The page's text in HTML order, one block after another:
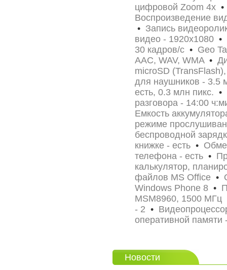
цифровой Zoom 4x •
Воспроизведение
• Запись
видео - 1920x1080 •
30 кадров/с • Geo
AAC, WAV, WMA •
microSD
для наушников -
есть, 0.3 млн пикс. •
разговора - 14:00
Емкость
режиме
беспроводной
книжке - есть •
телефона - есть •
калькулятор,
файлов MS Office •
Windows Phone 8 •
MSM8960, 1500 МГц
- 2 •
оперативной памяти
Новости